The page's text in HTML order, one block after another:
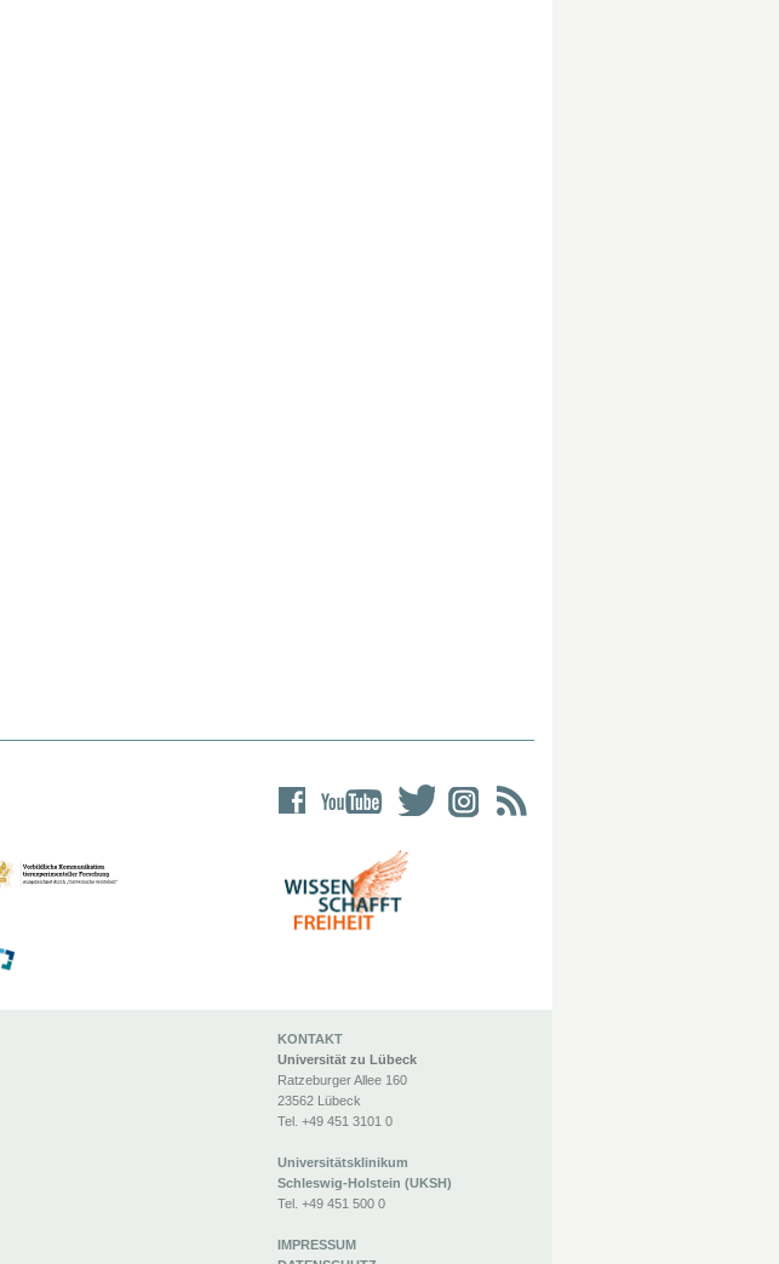
KONTAKT
Universität zu Lübeck
Ratzeburger Allee 160
23562 Lübeck
Tel. +49 451 3101 0
Universitätsklinikum
Schleswig-Holstein (UKSH)
Tel. +49 451 500 0
IMPRESSUM